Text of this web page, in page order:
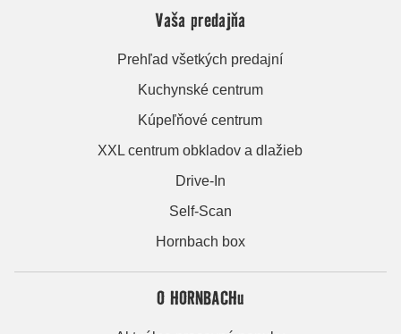
Vaša predajňa
Prehľad všetkých predajní
Kuchynské centrum
Kúpeľňové centrum
XXL centrum obkladov a dlažieb
Drive-In
Self-Scan
Hornbach box
O HORNBACHu